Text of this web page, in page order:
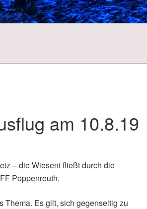
am 10.8.19
– die Wiesent fließt durch die
Poppenreuth.
Thema. Es gilt, sich gegenseitig zu